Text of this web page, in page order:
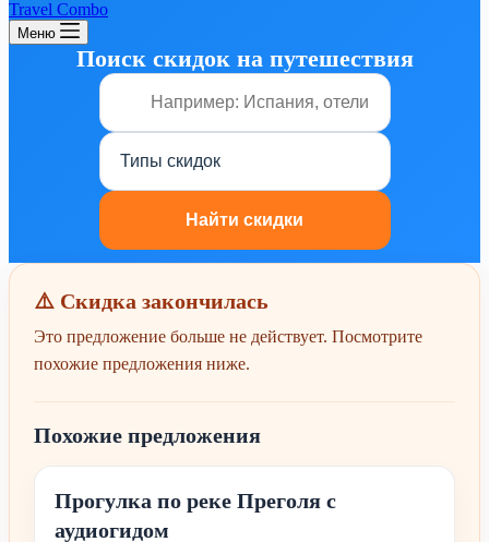
Travel Combo
Меню
Поиск скидок на путешествия
⚠️ Скидка закончилась
Это предложение больше не действует. Посмотрите
похожие предложения ниже.
Похожие предложения
Прогулка по реке Преголя с
аудиогидом